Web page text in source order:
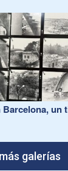
Barcelona, un
galerías